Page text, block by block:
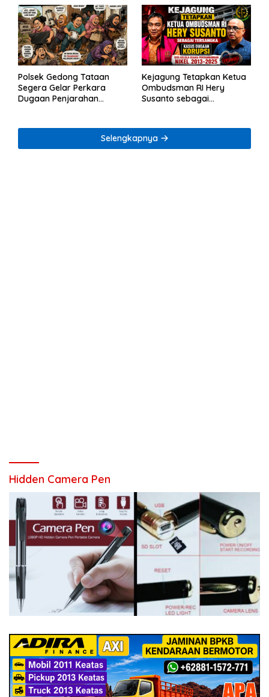
Polsek Gedong Tataan
Segera Gelar Perkara
Dugaan Penjarahan
Kejagung Tetapkan Ketua
Ombudsman RI Hery
Susanto sebagai
Tambang Nikel
Selengkapnya
Hidden Camera Pen